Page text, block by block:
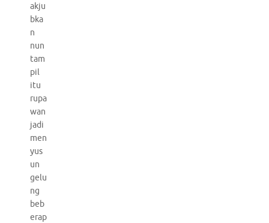
akju
bka
n
nun
tam
pil
itu
rupa
wan
jadi
men
yus
un
gelu
ng
beb
erap